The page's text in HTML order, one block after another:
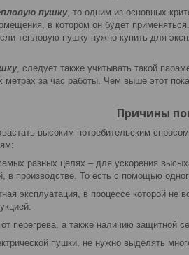
пушку, то одним из основных
в котором он будет
тепловую пушку нужно купить для
, следует также учитывать такой
за час работы. Чем выше этот
Причины
высоким потребительским
разных целях – для ускорения
в производстве. То есть с помощью
эксплуатация, в процессе которой не
перегрева, а также наличию защитной
пушки, не нужно выделять